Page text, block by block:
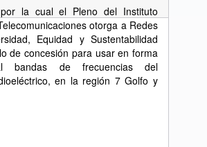
por la cual el Pleno del Instituto
otorga a Redes
Equidad y Sustentabilidad
de concesión para usar en forma
bandas de frecuencias del
en la región 7 Golfo y